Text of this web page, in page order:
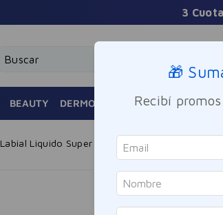
BEAUTY DERMOCOSMÉTICA
Labial Liquido Super Stay Matte Ink Maybelline
🎁
Recibí